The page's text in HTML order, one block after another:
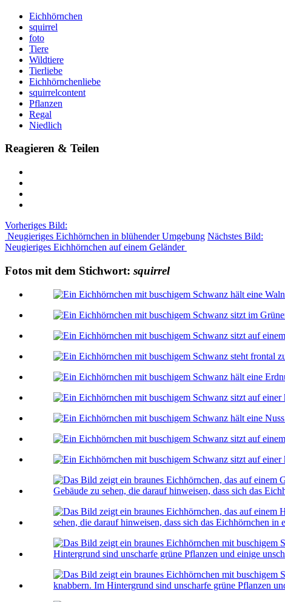
Eichhörnchen
squirrel
foto
Tiere
Wildtiere
Tierliebe
Eichhörnchenliebe
squirrelcontent
Pflanzen
Regal
Niedlich
Reagieren & Teilen
Vorheriges Bild:
Neugieriges Eichhörnchen in blühender Umgebung Nächstes Bild:
Neugieriges Eichhörnchen auf einem Geländer
Fotos mit dem Stichwort: squirrel